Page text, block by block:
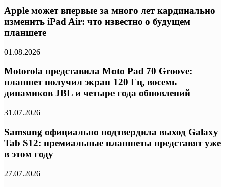
Apple может впервые за много лет кардинально
изменить iPad Air: что известно о будущем
планшете
01.08.2026
Motorola представила Moto Pad 70 Groove:
планшет получил экран 120 Гц, восемь
динамиков JBL и четыре года обновлений
31.07.2026
Samsung официально подтвердила выход Galaxy
Tab S12: премиальные планшеты представят уже
в этом году
27.07.2026